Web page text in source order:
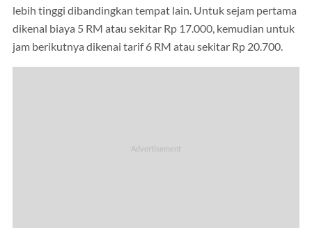
lebih tinggi dibandingkan tempat lain. Untuk sejam pertama
dikenal biaya 5 RM atau sekitar Rp 17.000, kemudian untuk
jam berikutnya dikenai tarif 6 RM atau sekitar Rp 20.700.